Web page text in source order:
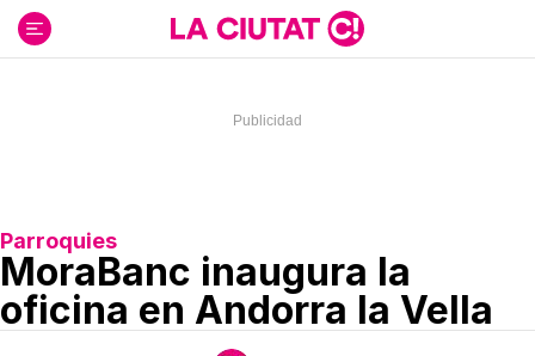
contenido
Parroquies
MoraBanc inaugura la
oficina en Andorra la Vella